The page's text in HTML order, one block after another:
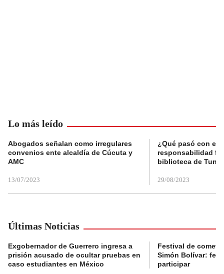
Lo más leído
Abogados señalan como irregulares
convenios ente alcaldía de Cúcuta y
AMC
13/07/2023
¿Qué pasó con el
responsabilidad
biblioteca de
29/08/2023
Últimas Noticias
Exgobernador de Guerrero ingresa a
prisión acusado de ocultar pruebas en
caso estudiantes en México
Festival de
Simón Bolívar:
participar